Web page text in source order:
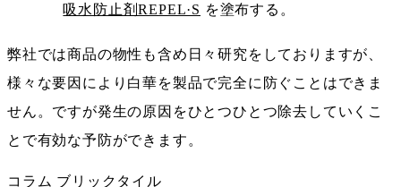
吸水防止剤REPEL·S を塗布する。
弊社では商品の物性も含め日々研究をしておりますが、
様々な要因により白華を製品で完全に防ぐことはできま
せん。ですが発生の原因をひとつひとつ除去していくこ
とで有効な予防ができます。
コラム ブリックタイル